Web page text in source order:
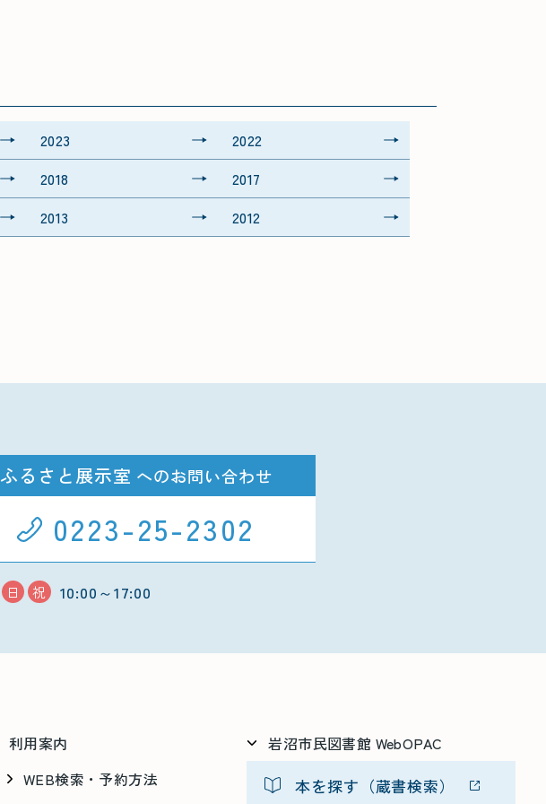
2023
2022
2018
2017
2013
2012
ふるさと展示室 へのお問い合わせ
0223-25-2302
日 祝 10:00～17:00
利用案内
WEB検索・予約方法
岩沼市民図書館 WebOPAC
本を探す（蔵書検索）